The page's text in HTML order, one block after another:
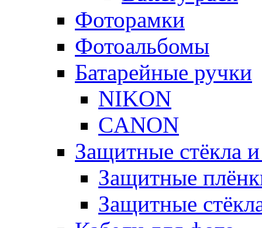
Фоторамки
Фотоальбомы
Батарейные ручки
NIKON
CANON
Защитные стёкла
Защитные
Защитные